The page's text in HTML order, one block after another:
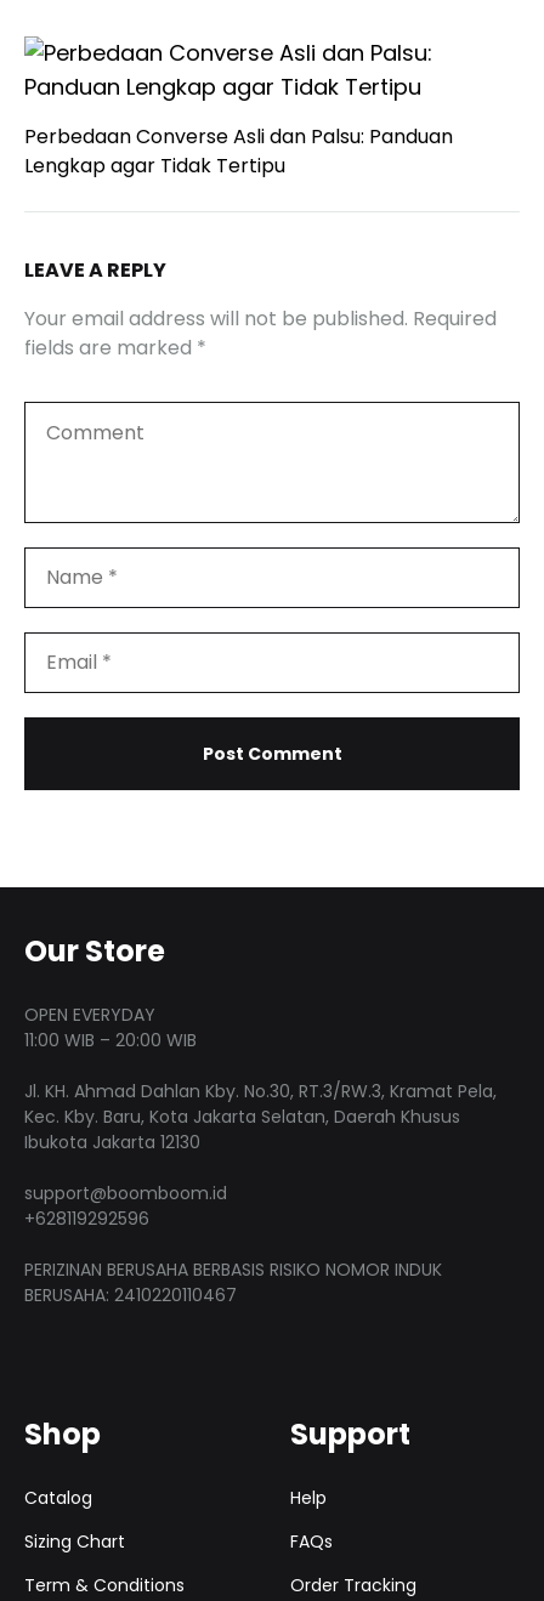
Perbedaan Converse Asli dan Palsu: Panduan
Lengkap agar Tidak Tertipu
LEAVE A REPLY
Your email address will not be published. Required
fields are marked *
Our Store
OPEN EVERYDAY
11:00 WIB – 20:00 WIB
Jl. KH. Ahmad Dahlan Kby. No.30, RT.3/RW.3, Kramat Pela,
Kec. Kby. Baru, Kota Jakarta Selatan, Daerah Khusus
Ibukota Jakarta 12130
support@boomboom.id
+628119292596
PERIZINAN BERUSAHA BERBASIS RISIKO NOMOR INDUK
BERUSAHA: 2410220110467
Shop
Catalog
Sizing Chart
Term & Conditions
Support
Help
FAQs
Order Tracking